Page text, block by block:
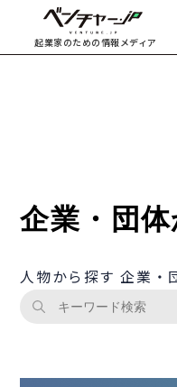
起業家のための情報メディア
企業・団
人物から探す 企業・